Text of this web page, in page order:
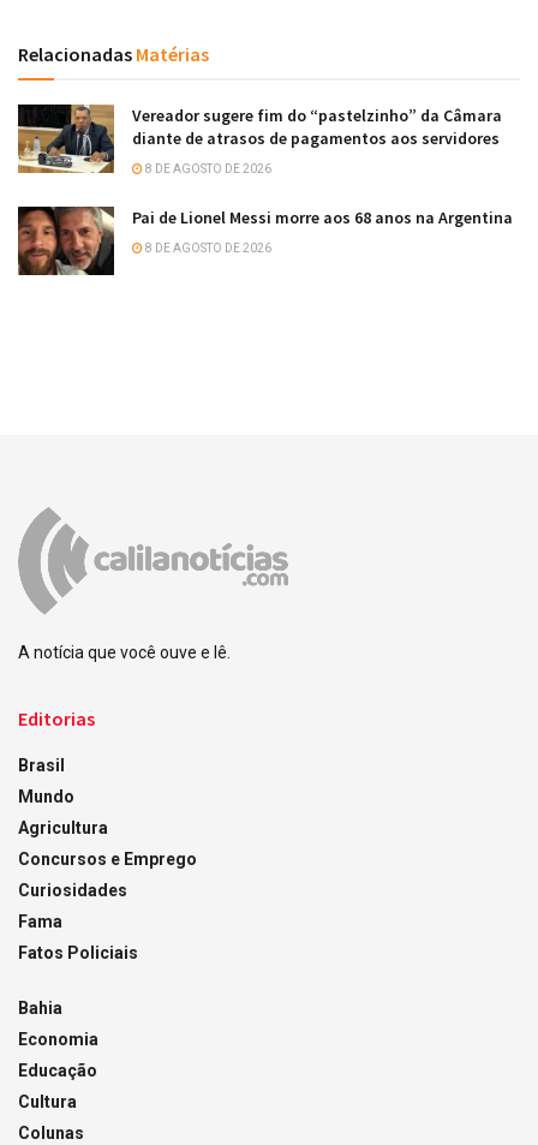
Relacionadas Matérias
Vereador sugere fim do “pastelzinho” da Câmara
diante de atrasos de pagamentos aos servidores
8 DE AGOSTO DE 2026
Pai de Lionel Messi morre aos 68 anos na Argentina
8 DE AGOSTO DE 2026
A notícia que você ouve e lê.
Editorias
Brasil
Mundo
Agricultura
Concursos e Emprego
Curiosidades
Fama
Fatos Policiais
Bahia
Economia
Educação
Cultura
Colunas